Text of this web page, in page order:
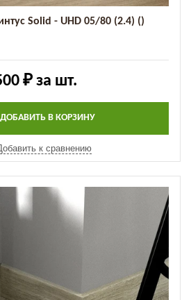
Solid - UHD 05/80 (2.4) ()
₽за шт.
ДОБАВИТЬ В КОРЗИНУ
к сравнению